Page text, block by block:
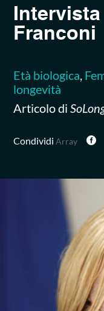
Intervista
Franconi
Età biologica,
longevità
Articolo di
CondividiArray